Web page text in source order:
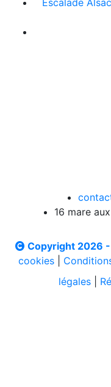
Escalade
16 mare
Copyright 2026 -
cookies|
légales